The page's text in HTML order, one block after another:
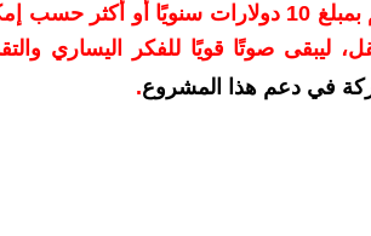
بدعمكم بمبلغ 10 دولارات سنويًا أو
ليبقى صوتًا قويًا للفكر اليساري
في دعم هذا المشروع.